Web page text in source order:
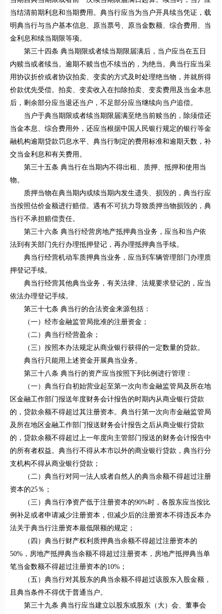
当结清前期利息和当期费用。典当行应当为当户开具续当凭证，载
明典当行与当户基本信息、原当票号、原当金数额、综合费用、当
金利息和续当期限等项。
第三十四条 典当期限或者续当期限届满后，当户应当在五日
内赎当或者续当。逾期不赎当也不续当的，为绝当。典当行应当采
用协议折价或者协议拍卖、变卖的方式及时处理绝当物，并就所得
价款优先受偿。拍卖、变卖收入在扣除拍卖、变卖费用及当金本息
后，剩余部分应当退还当户，不足部分应当继续向当户追偿。
当户于典当期限或者续当期限届满至绝当前赎当的，除须偿还
当金本息、综合费用外，还应当根据中国人民银行规定的银行等金
融机构逾期贷款罚息水平、典当行制定的费用标准和逾期天数，补
交当金利息和有关费用。
第三十五条 典当行在当期内不得出租、质押、抵押和使用当
物。
质押当物在典当期内或续当期内发生遗失、损毁的，典当行应
当按照估价金额进行赔偿。遇有不可抗力导致质押当物损毁的，典
当行不承担赔偿责任。
第三十六条 典当行经营房地产抵押典当业务，应当和当户依
法到有关部门先行办理抵押登记，再办理抵押典当手续。
典当行经营机动车质押典当业务，应当到车辆管理部门办理质
押登记手续。
典当行经营其他典当业务，有关法律、法规要求登记的，应当
依法办理登记手续。
第三十七条 典当行的合法资金来源包括：
（一）经市金融监管局批准的注册资金；
（二）典当行经营盈余；
（三）按照本办法规定从商业银行获得的一定数量的贷款。
典当行只能用上述资金开展典当业务。
第三十八条 典当行的资产应当按照下列比例进行管理：
（一）典当行自初始营业起至第一次向市金融监管局及所在地
区金融工作部门报送年度财务会计报告的时期内从商业银行贷款
的，贷款余额不得超过其注册资本。典当行第一次向市金融监管局
及所在地区金融工作部门报送财务会计报告之后从商业银行贷款
的，贷款余额不得超过上一年度向主管部门报送的财务会计报告中
的所有者权益。典当行不得从本市以外的商业银行贷款，典当行分
支机构不得从商业银行贷款；
（二）典当行对同一法人或者自然人的典当余额不得超过注册
资本的25％；
（三）典当行净资产低于注册资本的90%时，各股东应当按比
例补足或者申请减少注册资本，但减少后的注册资本不得违反本办
法关于典当行注册资本最低限额的规定；
（四）典当行财产权利质押典当余额不得超过注册资本的
50%，房地产抵押典当余额不得超过注册资本，房地产抵押典当单
笔当金数额不得超过注册资本的10%；
（五）典当行对其股东的典当余额不得超过该股东入股金额，
且典当条件不得优于普通当户。
第三十九条 典当行应当建立以股东或股东（大）会、董事会